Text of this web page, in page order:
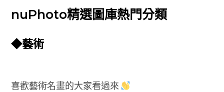
nuPhoto精選圖庫熱門分類
◆藝術
喜歡藝術名畫的大家看過來